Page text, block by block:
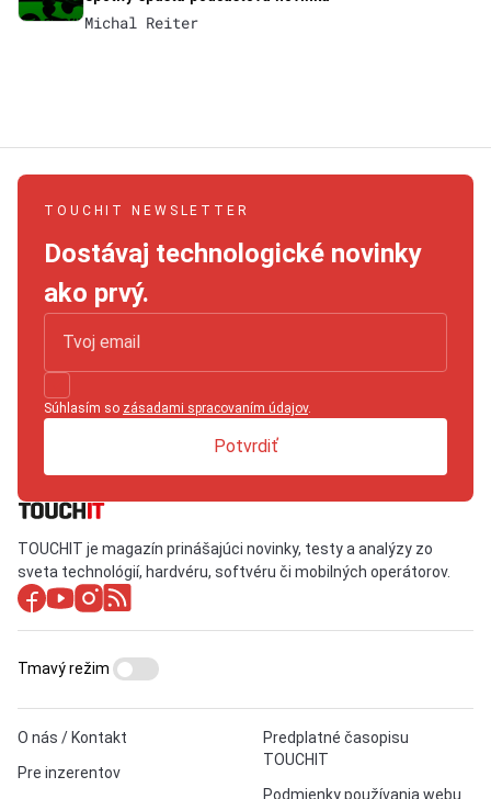
Michal Reiter
TOUCHIT NEWSLETTER
Dostávaj technologické novinky
ako prvý.
Súhlasím so zásadami spracovaním údajov.
Potvrdiť
TOUCHIT je magazín prinášajúci novinky, testy a analýzy zo
sveta technológií, hardvéru, softvéru či mobilných operátorov.
O nás / Kontakt
Pre inzerentov
Predplatné časopisu
TOUCHIT
Podmienky používania webu
Tmavý režim